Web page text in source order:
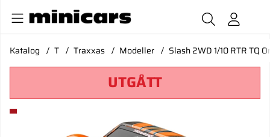
Katalog T Traxxas Modeller Slash 2WD 1/10 RTR TQ
UTGÅTT
Produktbilder Slash 2WD 1/10 RTR TQ Orange BL-2S*